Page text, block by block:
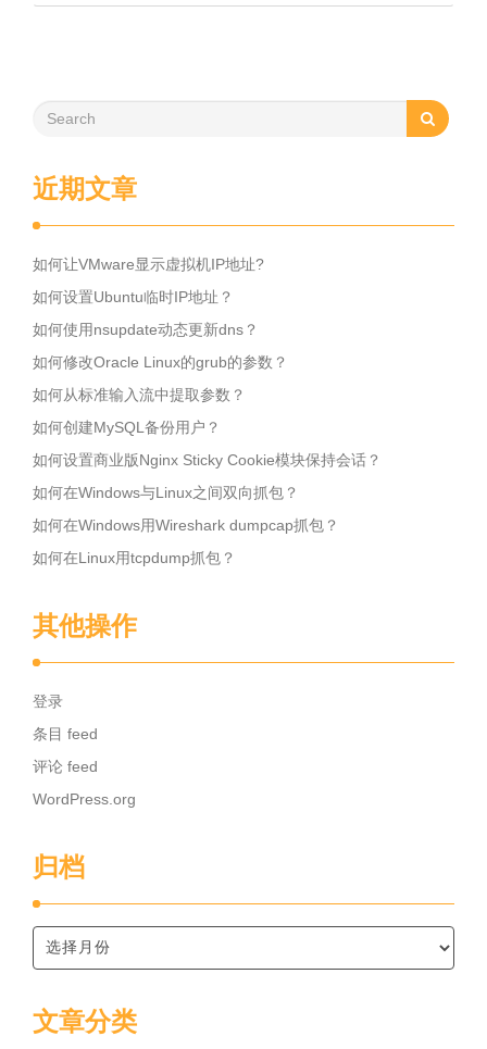
近期文章
如何让VMware显示虚拟机IP地址?
如何设置Ubuntu临时IP地址？
如何使用nsupdate动态更新dns？
如何修改Oracle Linux的grub的参数？
如何从标准输入流中提取参数？
如何创建MySQL备份用户？
如何设置商业版Nginx Sticky Cookie模块保持会话？
如何在Windows与Linux之间双向抓包？
如何在Windows用Wireshark dumpcap抓包？
如何在Linux用tcpdump抓包？
其他操作
登录
条目 feed
评论 feed
WordPress.org
归档
文章分类